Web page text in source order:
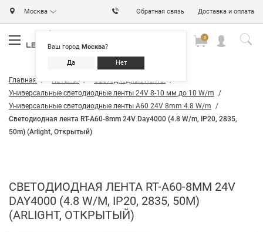
Москва
Ваш город Москва?
Да Нет
Обратная связь Доставка и оплата
0
Главная Каталог
Светодиодные ленты
Универсальные светодиодные ленты 24V 8-10 мм до 10 W/m
Универсальные светодиодные ленты A60 24V 8mm 4.8 W/m
Светодиодная лента RT-A60-8mm 24V Day4000 (4.8 W/m, IP20, 2835,
50m) (Arlight, Открытый)
СВЕТОДИОДНАЯ ЛЕНТА RT-A60-8MM 24V
DAY4000 (4.8 W/M, IP20, 2835, 50M)
(ARLIGHT, ОТКРЫТЫЙ)